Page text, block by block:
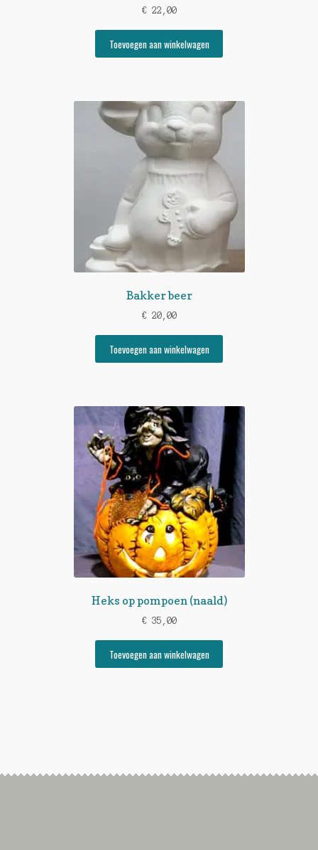
€ 22,00
Toevoegen aan winkelwagen
Bakker beer
€ 20,00
Toevoegen aan winkelwagen
Heks op pompoen (naald)
€ 35,00
Toevoegen aan winkelwagen